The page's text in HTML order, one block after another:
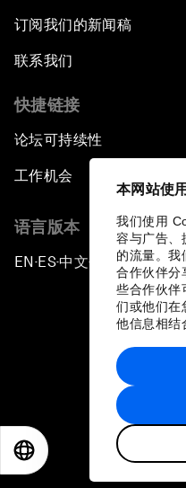
本网站使
我们使用
容与广告、
的流量。我
合作伙伴分
些合作伙伴
们或他们在
他信息相结
订阅我们的新闻稿
联系我们
快捷链接
论坛可持续性
工作机会
语言版本
EN ▪ES▪中文▪ 日本語